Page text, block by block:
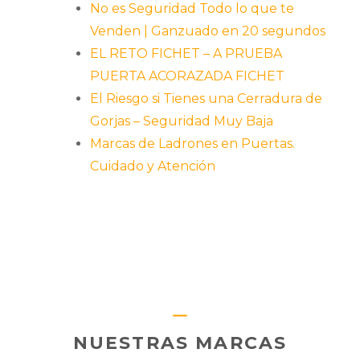
No es Seguridad Todo lo que te
Venden | Ganzuado en 20 segundos
EL RETO FICHET – A PRUEBA
PUERTA ACORAZADA FICHET
El Riesgo si Tienes una Cerradura de
Gorjas – Seguridad Muy Baja
Marcas de Ladrones en Puertas.
Cuidado y Atención
NUESTRAS MARCAS